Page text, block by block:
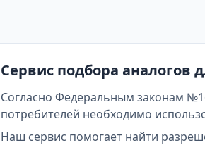
Сервис подбора аналогов
Согласно Федеральным законам
потребителей необходимо
Наш сервис помогает найти